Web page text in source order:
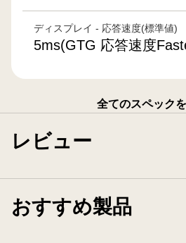
ディスプレイ - 応答速度(標準値)
5ms(GTG 応答速度
全てのスペック
レビュー
おすすめ製品